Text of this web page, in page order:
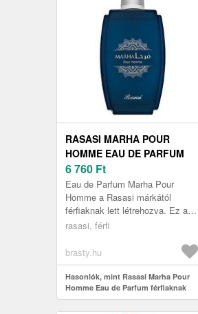
RASASI MARHA POUR
HOMME EAU DE PARFUM
FÉRFIAKNAK 100 ML
6 760 Ft
Eau de Parfum Marha Pour
Homme a Rasasi márkától
férfiaknak lett létrehozva. Ez a
csomagolás az Ön által
ml .
rasasi, férfi
brasty.hu
Hasonlók, mint Rasasi Marha Pour
Homme Eau de Parfum férfiaknak
100 ml